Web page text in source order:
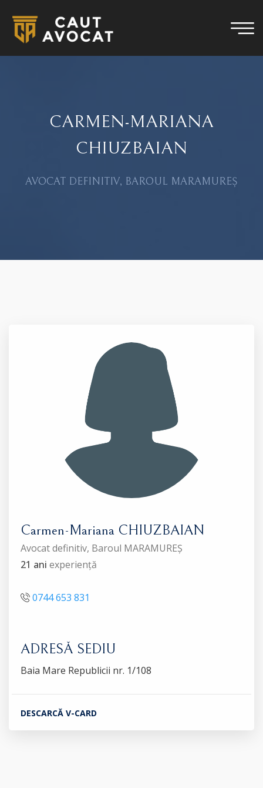
CARMEN-MARIANA
CHIUZBAIAN
AVOCAT DEFINITIV, BAROUL MARAMUREȘ
Carmen-Mariana CHIUZBAIAN
Avocat definitiv, Baroul MARAMUREȘ
21 ani experiență
0744 653 831
ADRESĂ SEDIU
Baia Mare Republicii nr. 1/108
DESCARCĂ V-CARD